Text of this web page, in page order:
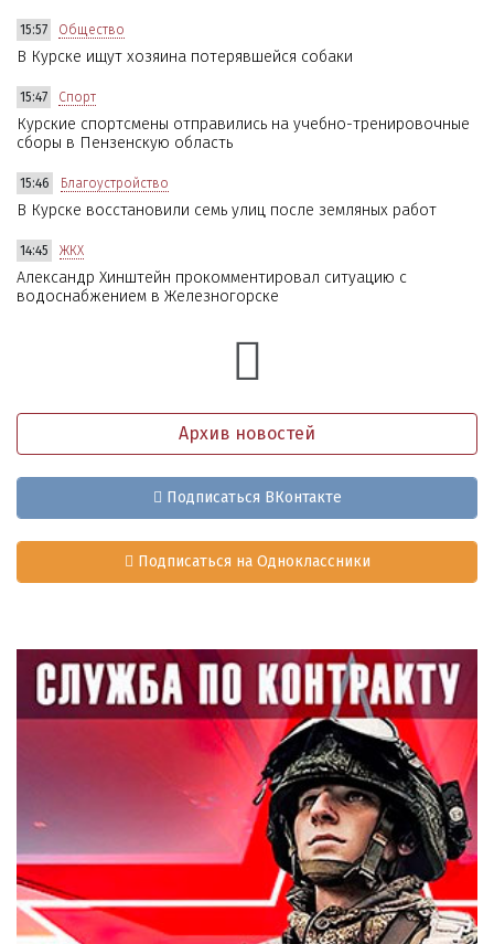
15:57 Общество
В Курске ищут хозяина потерявшейся собаки
15:47 Спорт
Курские спортсмены отправились на учебно-тренировочные
сборы в Пензенскую область
15:46 Благоустройство
В Курске восстановили семь улиц после земляных работ
14:45 ЖКХ
Александр Хинштейн прокомментировал ситуацию с
водоснабжением в Железногорске
Архив новостей
Подписаться ВКонтакте
Подписаться на Одноклассники